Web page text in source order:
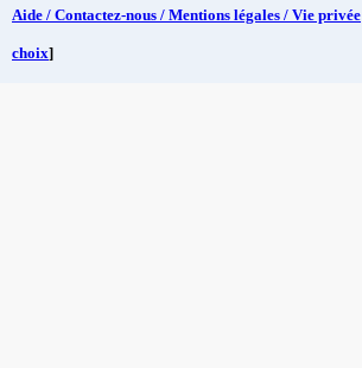
Aide / Contactez-nous / Mentions légales / Vie privée
choix]